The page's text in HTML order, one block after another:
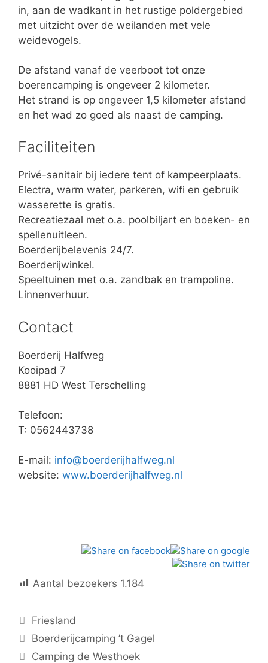
in, aan de wadkant in het rustige poldergebied
met uitzicht over de weilanden met vele
weidevogels.
De afstand vanaf de veerboot tot onze
boerencamping is ongeveer 2 kilometer.
Het strand is op ongeveer 1,5 kilometer afstand
en het wad zo goed als naast de camping.
Faciliteiten
Privé-sanitair bij iedere tent of kampeerplaats.
Electra, warm water, parkeren, wifi en gebruik
wasserette is gratis.
Recreatiezaal met o.a. poolbiljart en boeken- en
spellenuitleen.
Boerderijbelevenis 24/7.
Boerderijwinkel.
Speeltuinen met o.a. zandbak en trampoline.
Linnenverhuur.
Contact
Boerderij Halfweg
Kooipad 7
8881 HD West Terschelling
Telefoon:
T: 0562443738
E-mail: info@boerderijhalfweg.nl
website: www.boerderijhalfweg.nl
Aantal bezoekers 1.184
Categorieën
Friesland
Boerderijcamping ’t Gagel
Camping de Westhoek